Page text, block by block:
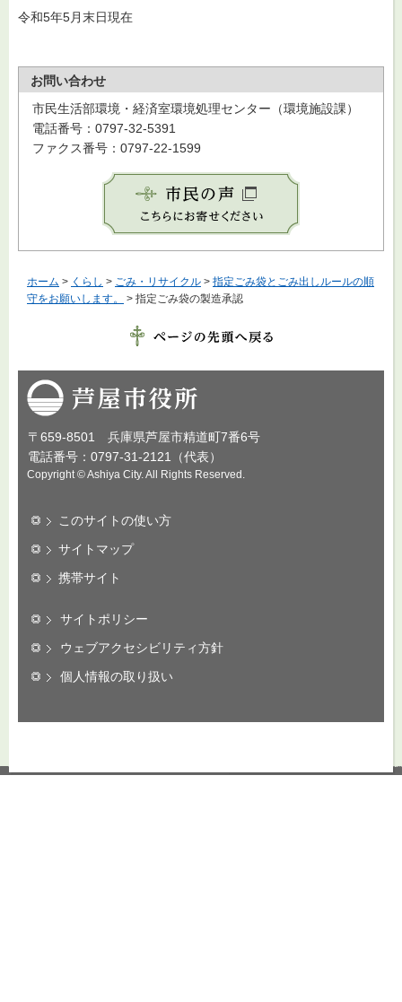
令和5年5月末日現在
お問い合わせ
市民生活部環境・経済室環境処理センター（環境施設課）
電話番号：0797-32-5391
ファクス番号：0797-22-1599
ホーム > くらし > ごみ・リサイクル > 指定ごみ袋とごみ出しルールの順
守をお願いします。
> 指定ごみ袋の製造承認
芦屋市役所
〒659-8501 兵庫県芦屋市精道町7番6号
電話番号：0797-31-2121（代表）
Copyright © Ashiya City. All Rights Reserved.
このサイトの使い方
サイトマップ
携帯サイト
サイトポリシー
ウェブアクセシビリティ方針
個人情報の取り扱い